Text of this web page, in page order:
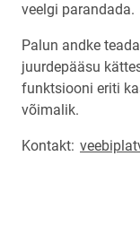
veelgi parandada.
Palun andke
juurdepääsu
funktsiooni eriti
võimalik.
Kontakt: